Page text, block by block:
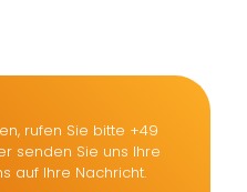
Karlsruhe
rufen Sie bitte +49
senden Sie uns Ihre
auf Ihre Nachricht.